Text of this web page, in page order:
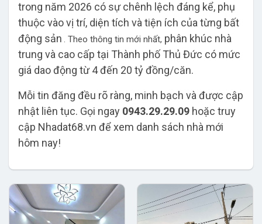
trong năm 2026 có sự chênh lệch đáng kể, phụ
thuộc vào vị trí, diện tích và tiện ích của từng bất
động sản . Theo thông tin mới nhất, phân khúc nhà
trung và cao cấp tại Thành phố Thủ Đức có mức
giá dao động từ 4 đến 20 tỷ đồng/căn.
Mỗi tin đăng đều rõ ràng, minh bạch và được cập
nhật liên tục. Gọi ngay 0943.29.29.09 hoặc truy
cập Nhadat68.vn để xem danh sách nhà mới
hôm nay!